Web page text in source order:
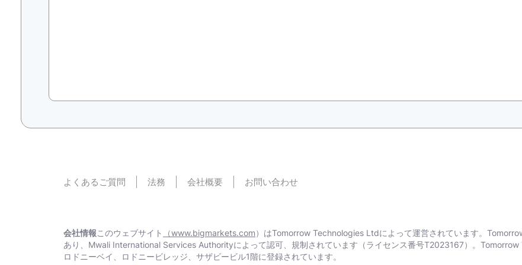
よくあるご質問 法務 会社概要 お問い合わせ
会社情報このウェブサイト （www.bigmarkets.com）はТоmоrrоw Technologies Ltdによって運営されています。
あり、Mwali International Services Authorityによって認可、規制されています（ライセンス番号T2023167）。Тоmоrrоw
ロドニーベイ、ロドニービレッジ、サザビービル1階に登録されています。